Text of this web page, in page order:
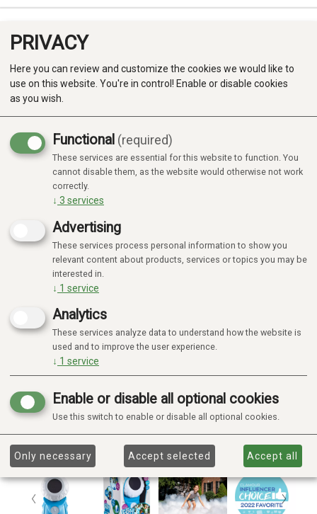
Produkter
Kategorier
Campaign Focus
PRIVACY
Here you can review and customize the cookies we would like to
use on this website. You're in control! Enable or disable cookies
as you wish.
Functional (required)
These services are essential for this website to function. You
cannot disable them, as the website would otherwise not work
correctly.
↓ 3 services
Advertising
These services process personal information to show you
relevant content about products, services or topics you may be
interested in.
↓ 1 service
Analytics
These services analyze data to understand how the website is
used and to improve the user experience.
↓ 1 service
Enable or disable all optional cookies
Use this switch to enable or disable all optional cookies.
Only necessary Accept selected Accept all